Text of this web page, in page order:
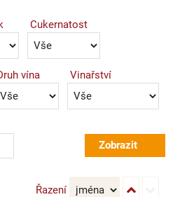
Cukernatost
vína Vinařství
Řazení